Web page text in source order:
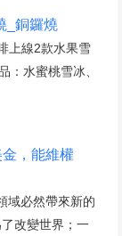
_銅鑼燒
上線2款水果雪
：水蜜桃雪冰、
，能維權
域必然帶來新的
改變世界；一